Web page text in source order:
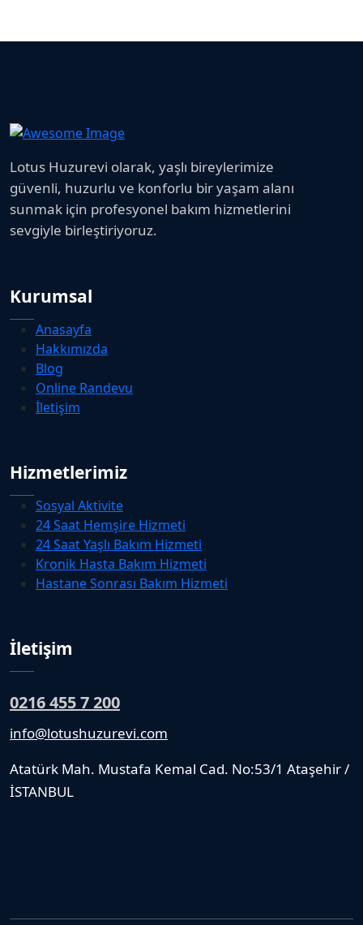
Lotus Huzurevi olarak, yaşlı bireylerimize
güvenli, huzurlu ve konforlu bir yaşam alanı
sunmak için profesyonel bakım hizmetlerini
sevgiyle birleştiriyoruz.
Kurumsal
Anasayfa
Hakkımızda
Blog
Online Randevu
İletişim
Hizmetlerimiz
Sosyal Aktivite
24 Saat Hemşire Hizmeti
24 Saat Yaşlı Bakım Hizmeti
Kronik Hasta Bakım Hizmeti
Hastane Sonrası Bakım Hizmeti
İletişim
0216 455 7 200
info@lotushuzurevi.com
Atatürk Mah. Mustafa Kemal Cad. No:53/1 Ataşehir /
İSTANBUL